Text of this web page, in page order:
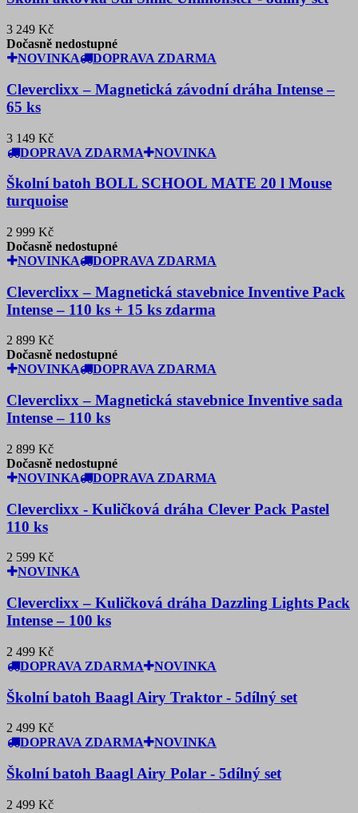
3 249 Kč
Dočasně nedostupné
NOVINKA
DOPRAVA ZDARMA
Cleverclixx – Magnetická závodní dráha Intense –
65 ks
3 149 Kč
DOPRAVA ZDARMA
NOVINKA
Školní batoh BOLL SCHOOL MATE 20 l Mouse
turquoise
2 999 Kč
Dočasně nedostupné
NOVINKA
DOPRAVA ZDARMA
Cleverclixx – Magnetická stavebnice Inventive Pack
Intense – 110 ks + 15 ks zdarma
2 899 Kč
Dočasně nedostupné
NOVINKA
DOPRAVA ZDARMA
Cleverclixx – Magnetická stavebnice Inventive sada
Intense – 110 ks
2 899 Kč
Dočasně nedostupné
NOVINKA
DOPRAVA ZDARMA
Cleverclixx - Kuličková dráha Clever Pack Pastel
110 ks
2 599 Kč
NOVINKA
Cleverclixx – Kuličková dráha Dazzling Lights Pack
Intense – 100 ks
2 499 Kč
DOPRAVA ZDARMA
NOVINKA
Školní batoh Baagl Airy Traktor - 5dílný set
2 499 Kč
DOPRAVA ZDARMA
NOVINKA
Školní batoh Baagl Airy Polar - 5dílný set
2 499 Kč